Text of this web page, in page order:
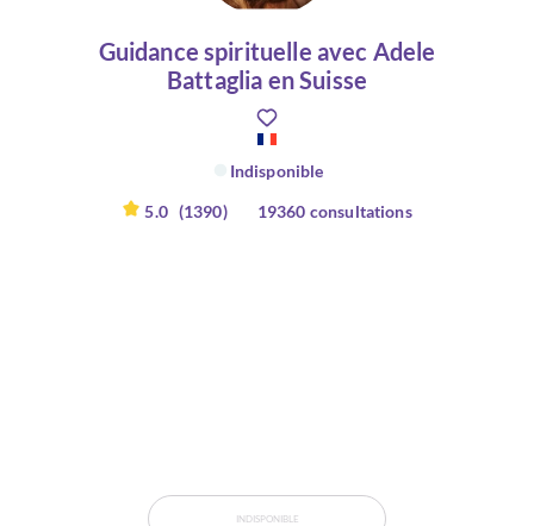
Guidance spirituelle avec Adele
Battaglia en Suisse
Indisponible
5.0 (1390) 19360 consultations
INDISPONIBLE